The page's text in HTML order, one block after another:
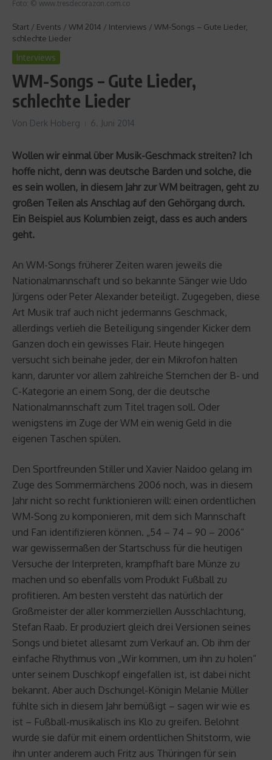
Foto: © www.tresdecorazon.com.co
Start / Events / WM 2014 / Interviews / WM-Songs – Gute Lieder,
schlechte Lieder
Interviews
WM-Songs – Gute Lieder,
schlechte Lieder
Von Derk Hoberg 6. Juni 2014
Wollen wir einmal über Musik-Geschmack streiten? Ich
hoffe nicht, denn was deutsche Barden und solche, die
es sein wollen, in diesem Jahr zur WM beitragen, geht zu
großen Teilen als Anschlag auf den Gehörgang durch.
Ein Beispiel aus Kolumbien zeigt, dass es auch anders
geht.
An WM-Songs früherer Zeiten waren jeweils die
Nationalmannschaft und so bekannte Sänger wie Udo
Jürgens oder Peter Alexander beteiligt. Zugegeben, diese
Art Musik traf auch nicht jedermanns Geschmack,
allerdings verlieh die Beteiligung singender Kicker dem
Ganzen doch ein gewisses Flair. Heute hingegen
versucht sich beinahe jeder, der ein Mikrofon halten
kann, darunter vor allem zahlreiche Sternchen der B- und
C-Kategorie an einem Song, der die deutsche
Nationalmannschaft zum Titel tragen soll. Oder
wenigstens im Zuge der WM ein wenig Geld in die
eigenen Taschen spülen.
Den Sportfreunden Stiller und Xavier Naidoo gelang im
Zuge des Sommermärchens 2006 noch, was in diesem
Jahr nicht so recht funktionieren will: einen ordentlichen
WM-Song zu komponieren, mit dem sich Mannschaft
und Fan identifizieren können. „54 – 74 – 90 – 2006“
war gewissermaßen der Startschuss für die heutigen
Versuche der Interpreten, krampfhaft bare Münze zu
machen und so ebenfalls vom Produkt Fußball zu
profitieren. Am besten versteht das natürlich der
Großmeister der aller kommerziellen Ausschlachtung,
Stefan Raab. Er produziert gleich drei Versionen seines
Songs und bietet allesamt zum Verkauf an. Ob ihm der
einfache Rhythmus von „Wir kommen, um ihn zu holen“
unter seinem Duschkopf eingefallen ist, ist dabei nicht
bekannt. Aber auch Dschungel-Königin Melanie Müller
fühlte sich in diesem Jahr bemüßigt – sagen wir wie es
ist – Fußball-musikalisch ins Klo zu greifen. Belohnt
wurde sie dafür mit einem ordentlichen Shitstorm, wie
ihn unter anderem auch Fritz aus Thüringen für sein